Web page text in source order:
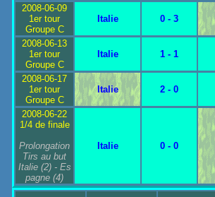
2008-06-09
1er tour
Groupe C
Italie 0 - 3
2008-06-13
1er tour
Groupe C
Italie 1 - 1
2008-06-17
1er tour
Groupe C
Italie 2 - 0
2008-06-22
1/4 de finale
Prolongation
Tirs au but
Italie(2) - Es
pagne (4)
Italie 0 - 0